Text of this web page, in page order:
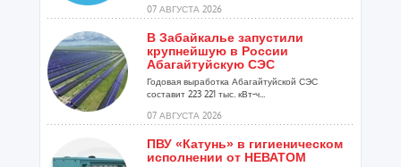
07 АВГУСТА 2026
В Забайкалье запустили
крупнейшую в России
Абагайтуйскую СЭС
Годовая выработка Абагайтуйской СЭС
составит 223 221 тыс. кВт-ч...
07 АВГУСТА 2026
ПВУ «Катунь» в гигиеническом
исполнении от НЕВАТОМ